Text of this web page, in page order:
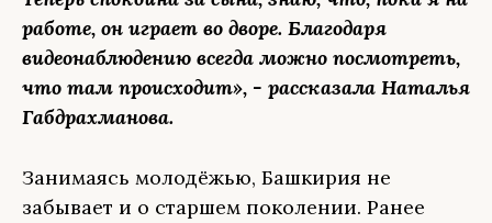
работе, он играет во дворе. Благодаря
видеонаблюдению всегда можно посмотреть,
что там происходит», - рассказала Наталья
Габдрахманова.
Занимаясь молодёжью, Башкирия не
забывает и о старшем поколении. Ранее